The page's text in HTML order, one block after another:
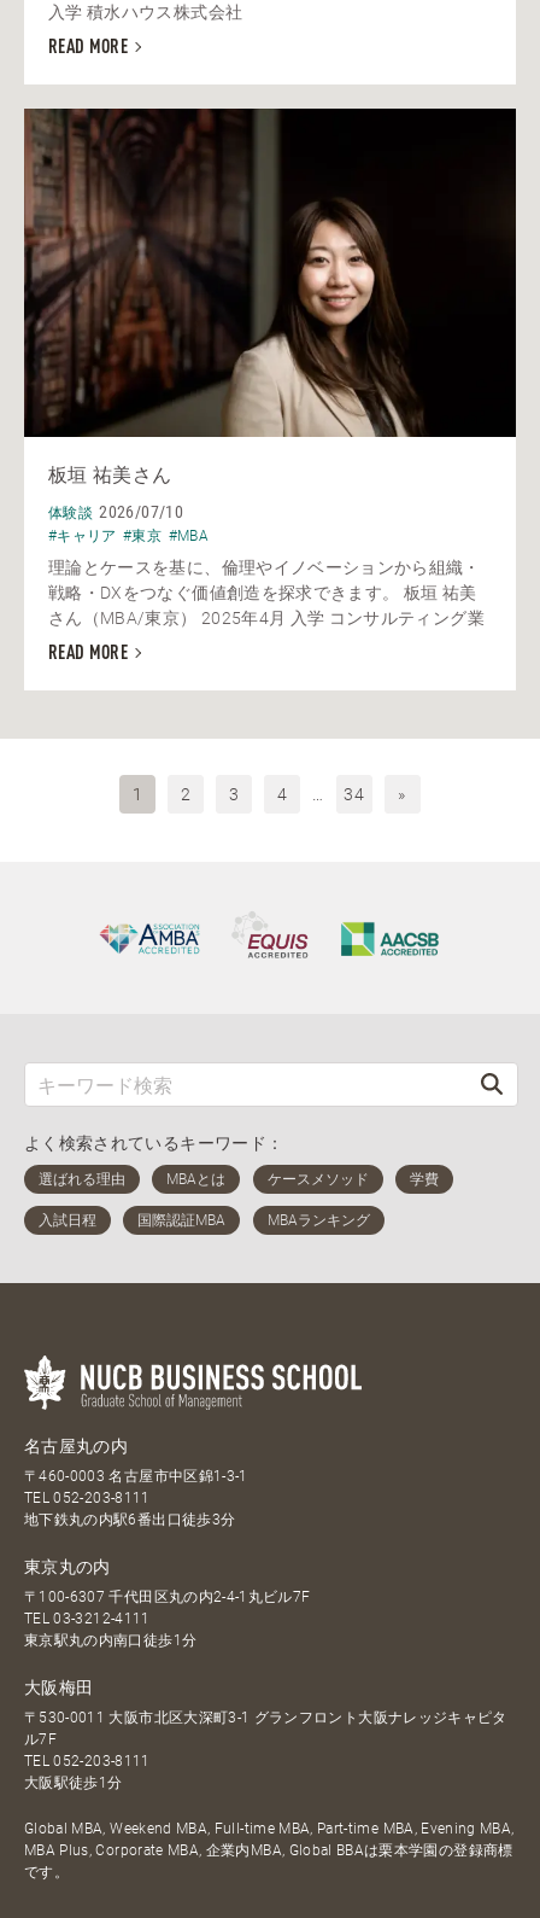
入学 積水ハウス株式会社
READ MORE
板垣 祐美さん
体験談 2026/07/10
#キャリア #東京 #MBA
理論とケースを基に、倫理やイノベーションから組織・
戦略・DXをつなぐ価値創造を探求できます。 板垣 祐美
さん（MBA/東京） 2025年4月 入学 コンサルティング業
READ MORE
1 2 3 4 34 »
よく検索されているキーワード：
名古屋丸の内
〒460-0003 名古屋市中区錦1-3-1
TEL052-203-8111
地下鉄丸の内駅6番出口徒歩3分
東京丸の内
〒100-6307 千代田区丸の内2-4-1丸ビル7F
TEL03-3212-4111
東京駅丸の内南口徒歩1分
大阪梅田
〒530-0011 大阪市北区大深町3-1 グランフロント大阪ナレッジキャピタ
ル7F
TEL052-203-8111
大阪駅徒歩1分
Global MBA, Weekend MBA, Full-time MBA, Part-time MBA, Evening MBA,
MBA Plus, Corporate MBA, 企業内MBA, Global BBAは栗本学園の登録商標
です。